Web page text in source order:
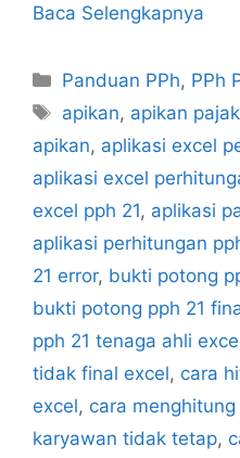
Baca Selengkapnya
Kategori
Panduan PPh, PPh
Tag
apikan, apikan pajak
apikan, aplikasi excel
aplikasi excel
excel pph 21, aplikasi
aplikasi perhitungan
21 error, bukti potong
bukti potong pph 21
pph 21 tenaga ahli
tidak final excel, cara
excel, cara
karyawan tidak tetap,